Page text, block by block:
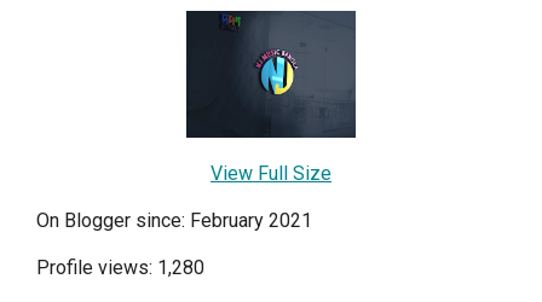
View Full Size
On Blogger since: February 2021
Profile views: 1,280